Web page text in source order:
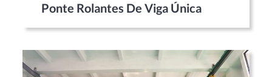
Ponte Rolantes De Viga Única